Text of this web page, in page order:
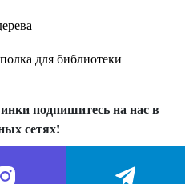
для библиотеки
подпишитесь на нас в
сетях!